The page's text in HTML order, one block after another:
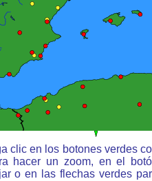
clic en los botones verdes
hacer un zoom, en el
o en las flechas verdes